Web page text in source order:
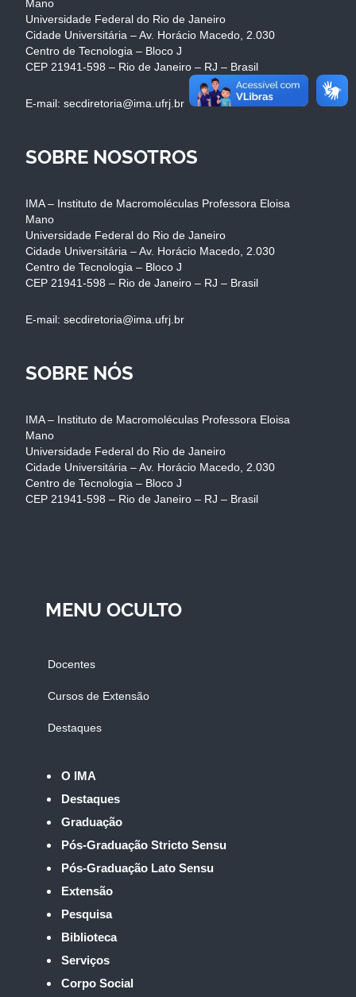
Mano
Universidade Federal do Rio de Janeiro
Cidade Universitária – Av. Horácio Macedo, 2.030
Centro de Tecnologia – Bloco J
CEP 21941-598 – Rio de Janeiro – RJ – Brasil
E-mail: secdiretoria@ima.ufrj.br
SOBRE NOSOTROS
IMA – Instituto de Macromoléculas Professora Eloisa
Mano
Universidade Federal do Rio de Janeiro
Cidade Universitária – Av. Horácio Macedo, 2.030
Centro de Tecnologia – Bloco J
CEP 21941-598 – Rio de Janeiro – RJ – Brasil
E-mail: secdiretoria@ima.ufrj.br
SOBRE NÓS
IMA – Instituto de Macromoléculas Professora Eloisa
Mano
Universidade Federal do Rio de Janeiro
Cidade Universitária – Av. Horácio Macedo, 2.030
Centro de Tecnologia – Bloco J
CEP 21941-598 – Rio de Janeiro – RJ – Brasil
MENU OCULTO
Docentes
Cursos de Extensão
Destaques
O IMA
Destaques
Graduação
Pós-Graduação Stricto Sensu
Pós-Graduação Lato Sensu
Extensão
Pesquisa
Biblioteca
Serviços
Corpo Social